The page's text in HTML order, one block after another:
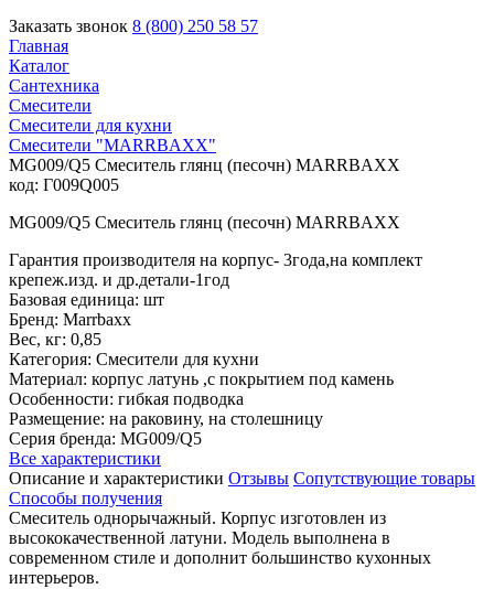
Заказать звонок 8 (800) 250 58 57
Главная
Каталог
Сантехника
Смесители
Смесители для кухни
Смесители "MARRBAXX"
MG009/Q5 Смеситель глянц (песочн) MARRBAXX
код: Г009Q005
MG009/Q5 Смеситель глянц (песочн) MARRBAXX
Гарантия производителя на корпус- 3года,на комплект
крепеж.изд. и др.детали-1год
Базовая единица: шт
Бренд: Marrbaxx
Вес, кг: 0,85
Категория: Смесители для кухни
Материал: корпус латунь ,с покрытием под камень
Особенности: гибкая подводка
Размещение: на раковину, на столешницу
Серия бренда: MG009/Q5
Все характеристики
Описание и характеристики Отзывы Сопутствующие товары
Способы получения
Смеситель однорычажный. Корпус изготовлен из
высококачественной латуни. Модель выполнена в
современном стиле и дополнит большинство кухонных
интерьеров.